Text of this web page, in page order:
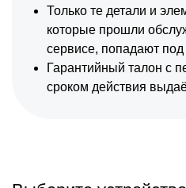
Только те детали и
которые прошли
сервисе, попадают под
Гарантийный талон с
сроком действия